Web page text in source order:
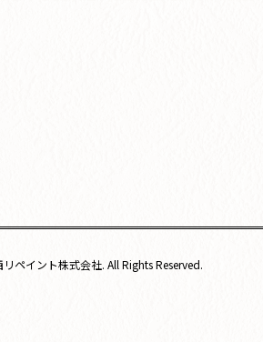
ペイント株式会社. All Rights Reserved.